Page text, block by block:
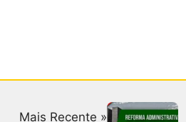
Mais Recente »